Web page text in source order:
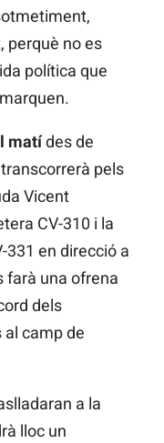
perquè no es
política que
matídes de
pels
Vicent
CV-310 i la
331 en direcció a
farà una ofrena
dels
camp de
a la
lloc un